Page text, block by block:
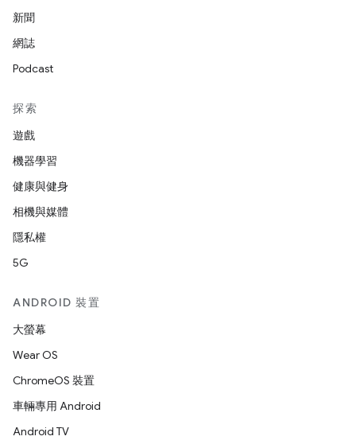
新聞
網誌
Podcast
探索
遊戲
機器學習
健康與健身
相機與媒體
隱私權
5G
ANDROID 裝置
大螢幕
Wear OS
ChromeOS 裝置
車輛專用 Android
Android TV